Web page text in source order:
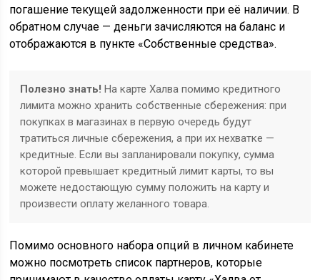
погашение текущей задолженности при её наличии. В
обратном случае — деньги зачисляются на баланс и
отображаются в пункте «Собственные средства».
Полезно знать! На карте Халва помимо кредитного
лимита можно хранить собственные сбережения: при
покупках в магазинах в первую очередь будут
тратиться личные сбережения, а при их нехватке —
кредитные. Если вы запланировали покупку, сумма
которой превышает кредитный лимит карты, то вы
можете недостающую сумму положить на карту и
произвести оплату желанного товара.
Помимо основного набора опций в личном кабинете
можно посмотреть список партнеров, которые